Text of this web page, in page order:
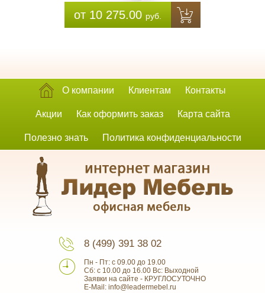
от 10 275.00 руб.
О компании Клиентам Контакты
Акции Как оформить заказ Карта сайта
Полезно знать Политика конфиденциальности
8 (499) 391 38 02
Пн - Пт: с 09.00 до 19.00
Сб: с 10.00 до 16.00 Вс: Выходной
Заявки на сайте - КРУГЛОСУТОЧНО
E-Mail: info@leadermebel.ru